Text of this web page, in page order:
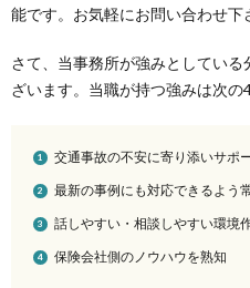
能です。お気軽にお問い合わせ下
さて、当事務所が強みとしてい
ざいます。当職が持つ強みは次の
交通事故の不安に寄り添いサポ
最新の事例にも対応できるよう
話しやすい・相談しやすい環境
保険会社側のノウハウを熟知